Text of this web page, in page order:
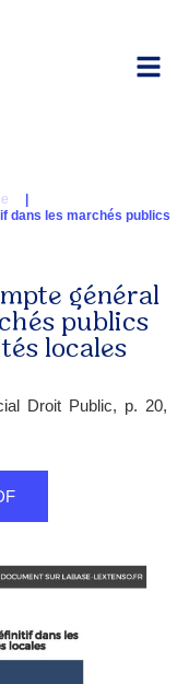
dans les marchés publics
général
publics
locales
Droit Public, p. 20,